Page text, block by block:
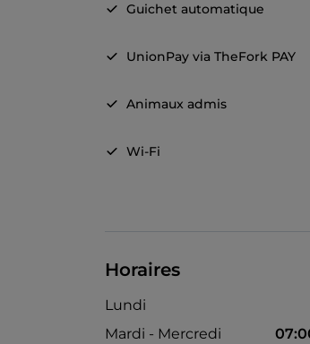
Guichet automatique
UnionPay via TheFork PAY
Animaux admis
Wi-Fi
Horaires
Lundi
Mardi - Mercredi